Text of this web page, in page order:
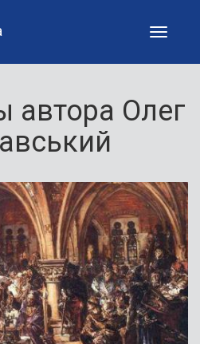
Toggle
автора Олег